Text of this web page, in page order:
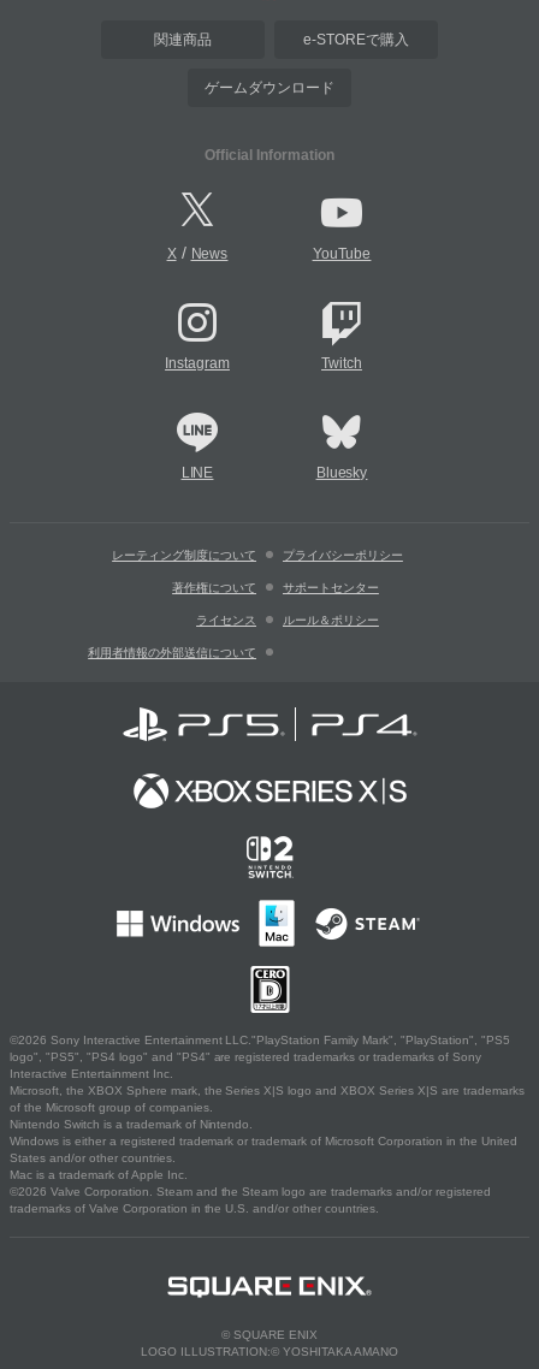
関連商品 e-STOREで購入
ゲームダウンロード
Official Information
X/ News YouTube
Instagram Twitch
LINE Bluesky
レーティング制度について プライバシーポリシー
著作権について サポートセンター
ライセンス ルール＆ポリシー
利用者情報の外部送信について
©2026 Sony Interactive Entertainment LLC."PlayStation Family Mark", "PlayStation", "PS5
logo", "PS5", "PS4 logo" and "PS4" are registered trademarks or trademarks of Sony
Interactive Entertainment Inc.
Microsoft, the XBOX Sphere mark, the Series X|S logo and XBOX Series X|S are trademarks
of the Microsoft group of companies.
Nintendo Switch is a trademark of Nintendo.
Windows is either a registered trademark or trademark of Microsoft Corporation in the United
States and/or other countries.
Mac is a trademark of Apple Inc.
©2026 Valve Corporation. Steam and the Steam logo are trademarks and/or registered
trademarks of Valve Corporation in the U.S. and/or other countries.
© SQUARE ENIX
LOGO ILLUSTRATION:© YOSHITAKA AMANO